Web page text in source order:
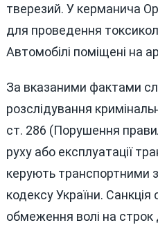
тверезий. У керманича
для проведення
Автомобілі поміщені на
За вказаними фактами
розслідування
ст. 286 (Порушення
руху або експлуатації
керують транспортними
кодексу України.
обмеження волі на строк